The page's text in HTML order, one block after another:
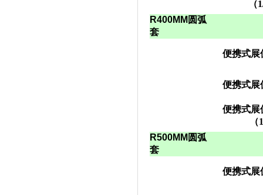
（
R400MM 圆弧
套
便携式展
便携式展
便携式展
（
R500MM 圆弧
套
便携式展